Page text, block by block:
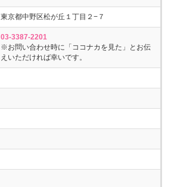
東京都中野区松が丘１丁目２−７
03-3387-2201
※お問い合わせ時に「ココナカを見た」とお伝
えいただければ幸いです。